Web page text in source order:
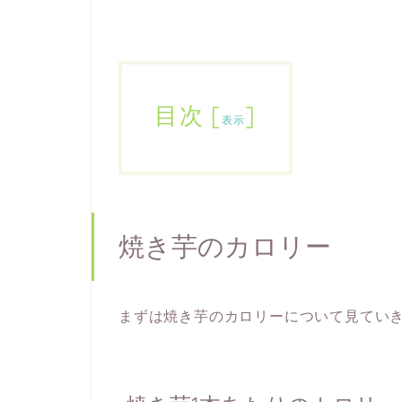
目次 [表示]
焼き芋のカロリー
まずは焼き芋のカロリーについて見てい